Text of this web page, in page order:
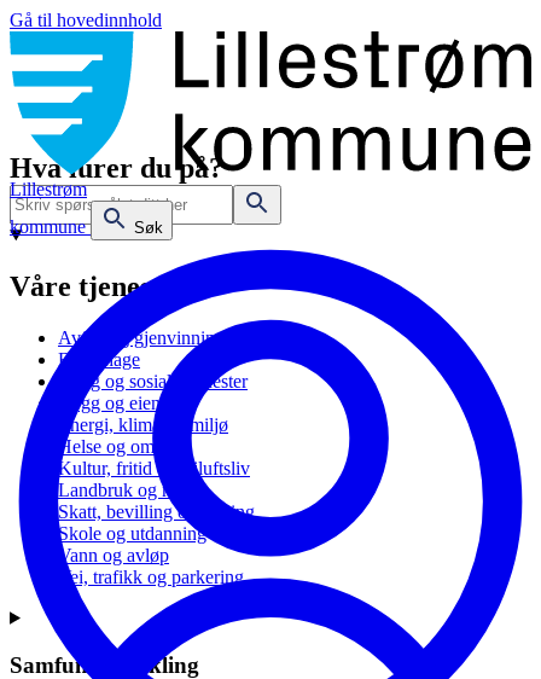
Gå til hovedinnhold
Lillestrøm
kommune
Søk
Hva lurer du på?
Våre tjenester
Avfall og gjenvinning
Barnehage
Bolig og sosiale tjenester
Bygg og eiendom
Energi, klima og miljø
Helse og omsorg
Kultur, fritid og friluftsliv
Landbruk og natur
Skatt, bevilling og næring
Skole og utdanning
Vann og avløp
Vei, trafikk og parkering
Samfunnsutvikling